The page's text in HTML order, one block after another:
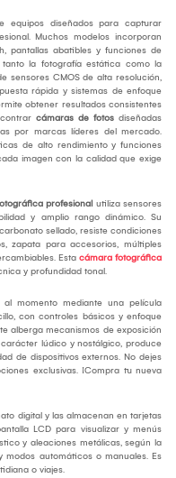
equipos diseñados para capturar
Muchos modelos incorporan
pantallas abatibles y funciones de
la fotografía estática como la
sensores CMOS de alta resolución,
rápida y sistemas de enfoque
obtener resultados consistentes
cámaras de fotos diseñadas
por marcas líderes del mercado.
de alto rendimiento y funciones
imagen con la calidad que exige
profesional utiliza sensores
y amplio rango dinámico. Su
sellado, resiste condiciones
zapata para accesorios, múltiples
Esta cámara fotográfica
y profundidad tonal.
al momento mediante una película
con controles básicos y enfoque
alberga mecanismos de exposición
lúdico y nostálgico, produce
de dispositivos externos. No dejes
exclusivas. ¡Compra tu nueva
digital y las almacenan en tarjetas
LCD para visualizar y menús
y aleaciones metálicas, según la
automáticos o manuales. Es
o viajes.